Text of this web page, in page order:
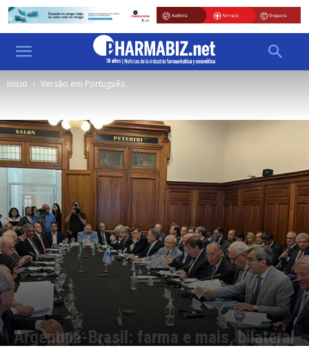
Inicio Versão em Português
Argentina-Brasil: farma e mais, bilateral